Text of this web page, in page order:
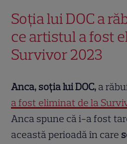
Soția lui DOC a
ce artistul a fost
Survivor 2023
Anca, soția lui DOC, a
a fost eliminat de la
Anca spune că i-a fost
această perioadă în care